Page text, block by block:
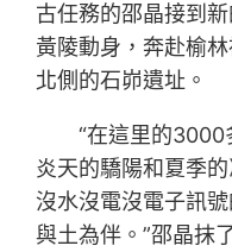
古任務的邵晶接到
黃陵動身，奔赴榆
北側的石峁遺址。
“在這里的3000
炎天的驕陽和夏季
沒水沒電沒電子訊
與土為伴。”邵晶抹